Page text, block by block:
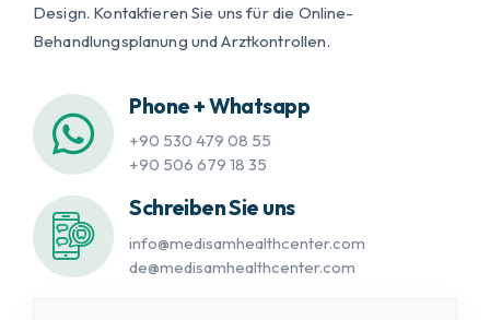
Design. Kontaktieren Sie uns für die Online-
Behandlungsplanung und Arztkontrollen.
Phone + Whatsapp
+90 530 479 08 55
+90 506 679 18 35
Schreiben Sie uns
info@medisamhealthcenter.com
de@medisamhealthcenter.com